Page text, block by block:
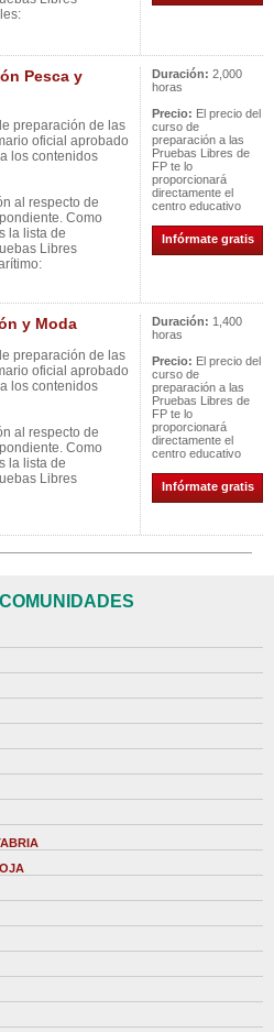
Pesca y
preparación de las
oficial aprobado
los contenidos
al respecto de
Como
la lista de
Libres
Duración: 2,000
horas
Precio: El precio del
curso de
preparación a las
Pruebas Libres de
FP te lo
proporcionará
directamente el
centro educativo
Infórmate gratis
y Moda
preparación de las
oficial aprobado
los contenidos
al respecto de
Como
la lista de
Libres
Duración: 1,400
horas
Precio: El precio del
curso de
preparación a las
Pruebas Libres de
FP te lo
proporcionará
directamente el
centro educativo
Infórmate gratis